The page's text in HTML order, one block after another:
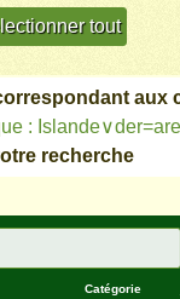
aux
:
recherche
Catégorie